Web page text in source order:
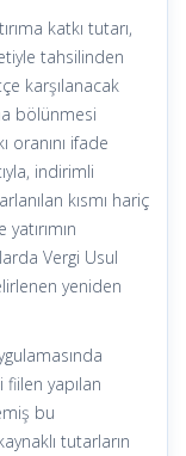
katkı tutarı,
tahsilinden
karşılanacak
bölünmesi
oranını ifade
indirimli
kısmı hariç
Vergi Usul
yeniden
yapılan
bu
tutarların